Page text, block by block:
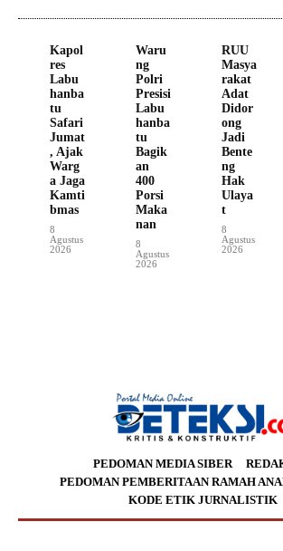
Kapol
res
Labu
hanba
tu
Safari
Jumat
, Ajak
Warg
a Jaga
Kamti
bmas
8
Agustus
2026
Waru
ng
Polri
Presisi
Labu
hanba
tu
Bagik
an
400
Porsi
Maka
nan
8
Agustus
2026
RUU
Masya
rakat
Adat
Didor
ong
Jadi
Bente
ng
Hak
Ulaya
t
8
Agustus
2026
PEDOMAN MEDIA SIBER
PEDOMAN PEMBERITAAN RAMAH
KODE ETIK JURNALISTIK